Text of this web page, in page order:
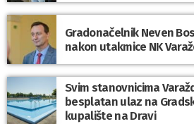
Gradonačelnik Neven
nakon utakmice NK
Svim stanovnicima
besplatan ulaz na
kupalište na Dravi